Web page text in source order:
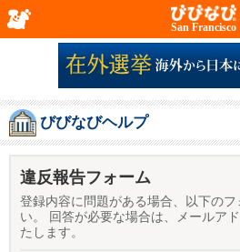
San Francisco
びびなびヘルプ
違反報告フォーム
登録内容に問題がある場合、以下のフ
い。 回答が必要な場合は、メールア
たします。